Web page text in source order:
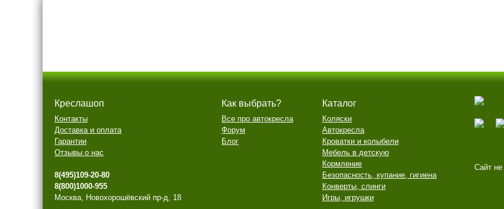
Креслашоп
Контакты
Доставка и оплата
Гарантии
Отзывы о нас
8(495)109-20-80
8(800)1000-955
Москва, Новохорошёвский пр-д, 18
Как выбрать?
Все про автокресла
Форум
Блог
Каталог
Коляски
Автокресла
Кроватки и колыбели
Мебель в детскую
Кормление
Безопасность, купание, гигиена
Конверты, слинги
Игры, игрушки
Сайт